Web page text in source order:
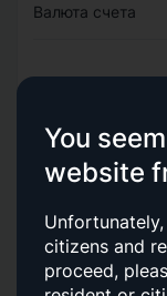
Валюта счета
отрицательного
баланса
You
website
citizens and
proceed,